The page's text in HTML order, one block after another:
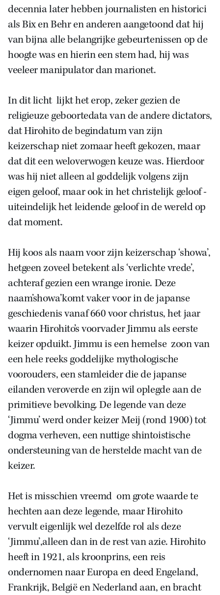
decennia later hebben journalisten en historici
als Bix en Behr en anderen aangetoond dat hij
van bijna alle belangrijke gebeurtenissen op de
hoogte was en hierin een stem had, hij was
veeleer manipulator dan marionet.
In dit licht lijkt het erop, zeker gezien de
religieuze geboortedata van de andere dictators,
dat Hirohito de begindatum van zijn
keizerschap niet zomaar heeft gekozen, maar
dat dit een weloverwogen keuze was. Hierdoor
was hij niet alleen al goddelijk volgens zijn
eigen geloof, maar ook in het christelijk geloof -
uiteindelijk het leidende geloof in de wereld op
dat moment.
Hij koos als naam voor zijn keizerschap ‘showa’,
hetgeen zoveel betekent als ‘verlichte vrede’,
achteraf gezien een wrange ironie. Deze
naam’showa’komt vaker voor in de japanse
geschiedenis vanaf 660 voor christus, het jaar
waarin Hirohito’s voorvader Jimmu als eerste
keizer opduikt. Jimmu is een hemelse zoon van
een hele reeks goddelijke mythologische
voorouders, een stamleider die de japanse
eilanden veroverde en zijn wil oplegde aan de
primitieve bevolking. De legende van deze
‘Jimmu’ werd onder keizer Meij (rond 1900) tot
dogma verheven, een nuttige shintoistische
ondersteuning van de herstelde macht van de
keizer.
Het is misschien vreemd om grote waarde te
hechten aan deze legende, maar Hirohito
vervult eigenlijk wel dezelfde rol als deze
‘Jimmu’,alleen dan in de rest van azie. Hirohito
heeft in 1921, als kroonprins, een reis
ondernomen naar Europa en deed Engeland,
Frankrijk, België en Nederland aan, en bracht